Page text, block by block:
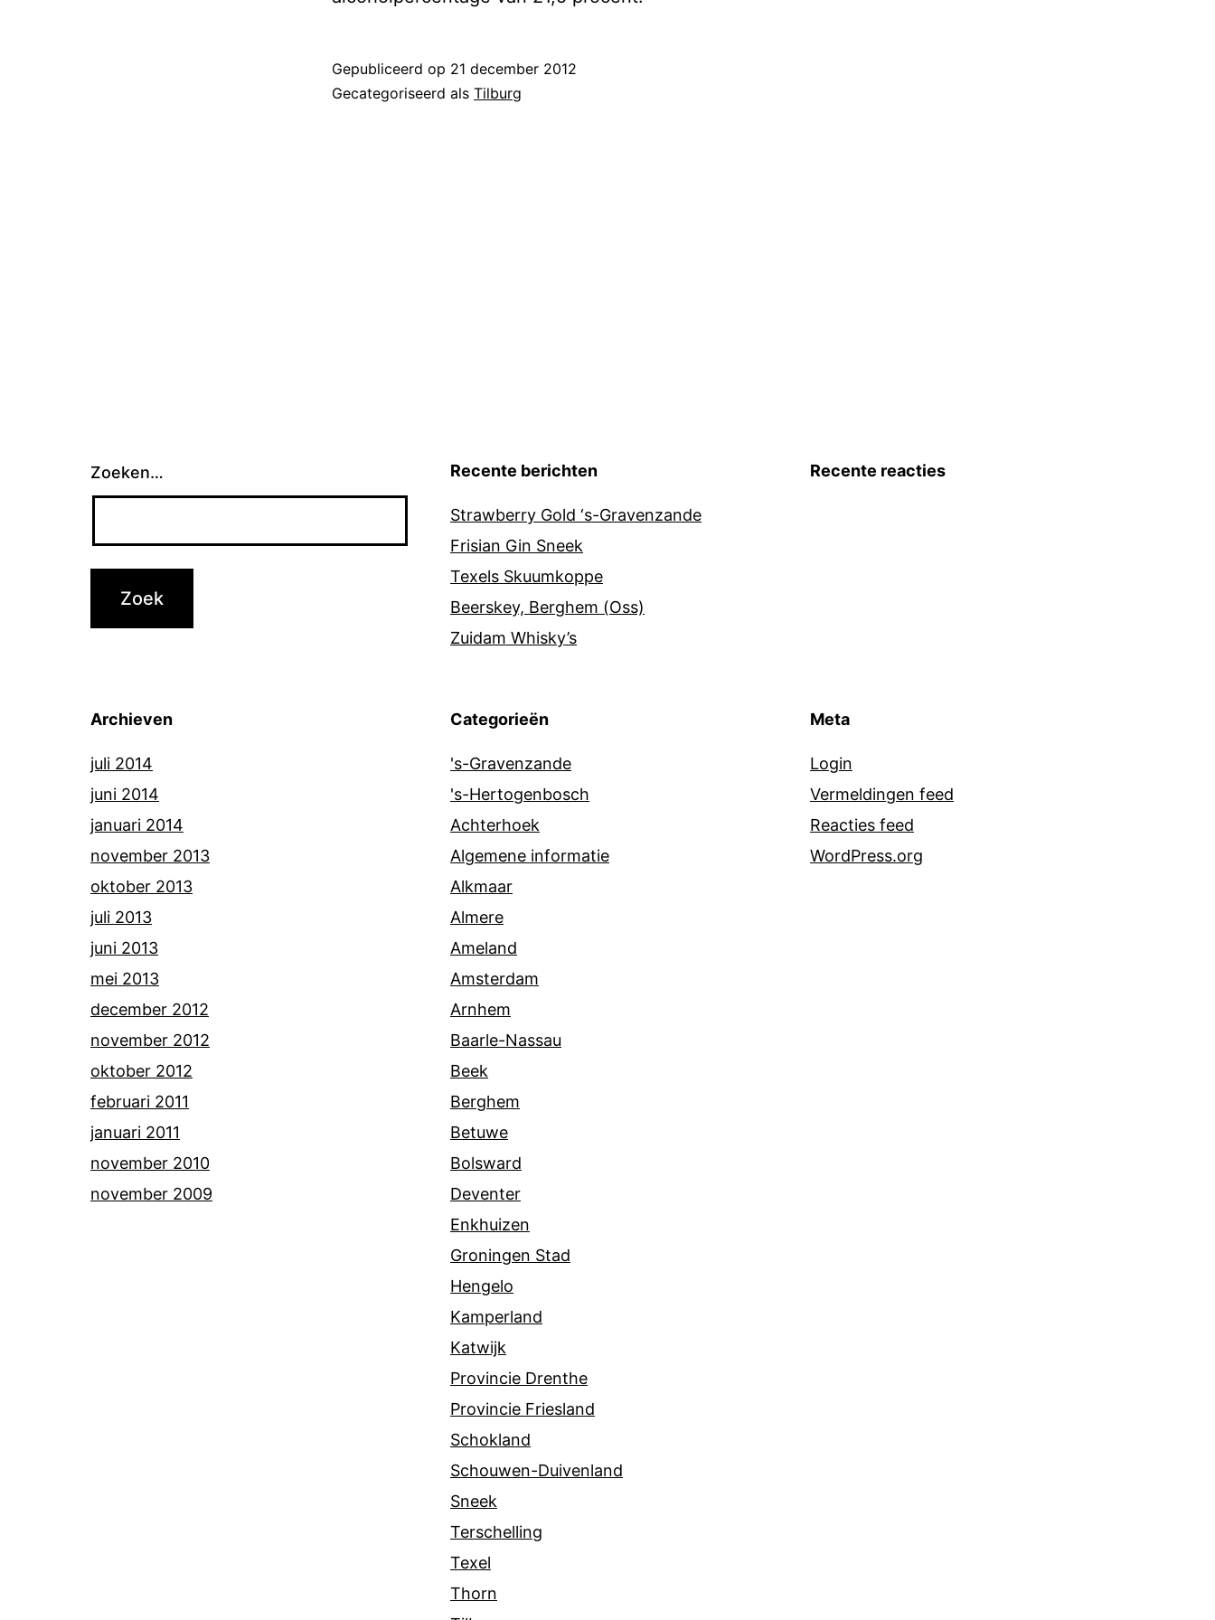
Gepubliceerd op 21 december 2012
Gecategoriseerd als Tilburg
Zoeken… Recente berichten
Strawberry Gold ‘s-Gravenzande
Frisian Gin Sneek
Texels Skuumkoppe
Beerskey, Berghem (Oss)
Zuidam Whisky’s
Recente reacties
Archieven
juli 2014
juni 2014
januari 2014
november 2013
oktober 2013
juli 2013
juni 2013
mei 2013
december 2012
november 2012
oktober 2012
februari 2011
januari 2011
november 2010
november 2009
Categorieën
's-Gravenzande
's-Hertogenbosch
Achterhoek
Algemene informatie
Alkmaar
Almere
Ameland
Amsterdam
Arnhem
Baarle-Nassau
Beek
Berghem
Betuwe
Bolsward
Deventer
Enkhuizen
Groningen Stad
Hengelo
Kamperland
Katwijk
Provincie Drenthe
Provincie Friesland
Schokland
Schouwen-Duivenland
Sneek
Terschelling
Texel
Thorn
Meta
Login
Vermeldingen feed
Reacties feed
WordPress.org